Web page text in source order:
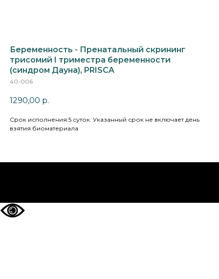
Беременность - Пренатальный скрининг
трисомий I триместра беременности
(синдром Дауна), PRISCA
40-006
1290,00 р.
Cрок исполнения:5 суток. Указанный срок не включает день
взятия биоматериала